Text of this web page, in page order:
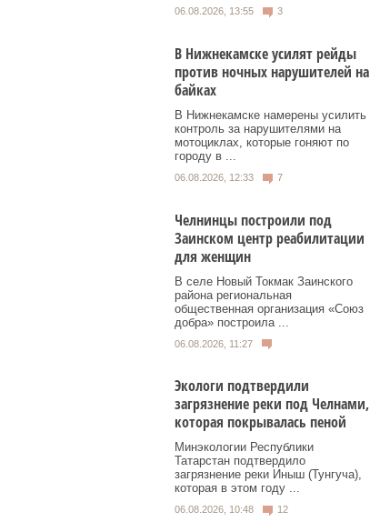
06.08.2026, 13:55 3
В Нижнекамске усилят рейды
против ночных нарушителей на
байках
В Нижнекамске намерены усилить
контроль за нарушителями на
мотоциклах, которые гоняют по
городу в ...
06.08.2026, 12:33 7
Челнинцы построили под
Заинском центр реабилитации
для женщин
В селе Новый Токмак Заинского
района региональная
общественная организация «Союз
добра» построила ...
06.08.2026, 11:27
Экологи подтвердили
загрязнение реки под Челнами,
которая покрывалась пеной
Минэкологии Республики
Татарстан подтвердило
загрязнение реки Иныш (Тунгуча),
которая в этом году ...
06.08.2026, 10:48 12